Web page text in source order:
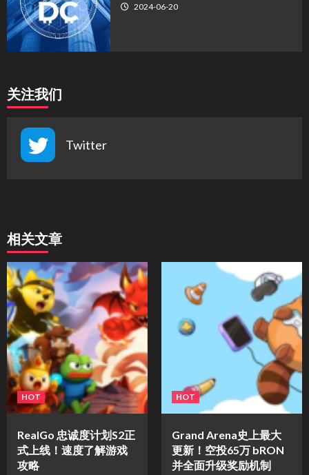
2024-06-20
关注我们
Twitter
相关文章
HOT
​RealGo 忠诚度计划S2正
式上线！速度了解游戏
攻略
HOT
Grand Arena史上最大
更新！空投65万 bRON
并全面升级奖励机制